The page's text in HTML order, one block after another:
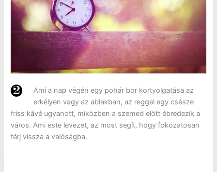
Ami a nap végén egy pohár bor kortyolgatása az
erkélyen vagy az ablakban, az reggel egy csésze
friss kávé ugyanott, miközben a szemed előtt ébredezik a
város. Ami este levezet, az most segít, hogy fokozatosan
térj vissza a valóságba.